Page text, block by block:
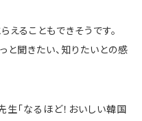
ることもできそうです。
と聞きたい、知りたいとの感
「なるほど！おいしい韓国